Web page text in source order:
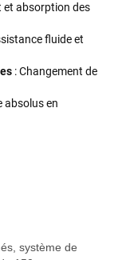
et absorption des
fluide et
: Changement de
absolus en
système de